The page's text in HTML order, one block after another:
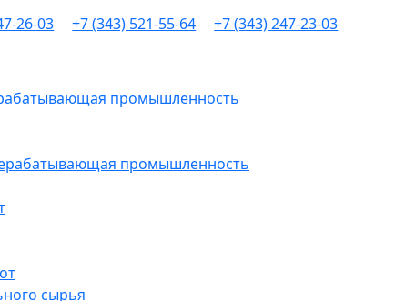
промышленность
сырья
26-03 +7 (343) 521-55-64 +7 (343) 247-23-03
промышленность